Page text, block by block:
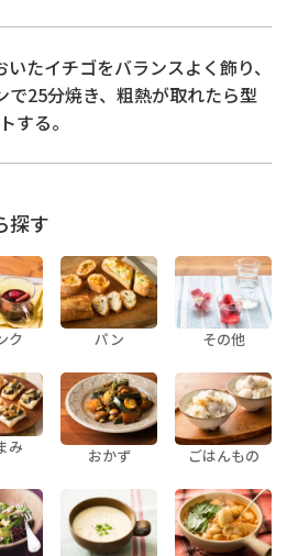
たイチゴをバランスよく飾り、
25分焼き、粗熱が取れたら型
する。
探す
ク パン その他
み おかず ごはんもの